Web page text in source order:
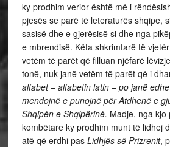
ky prodhim verior është më i
pjesës se parë të leteraturës shqipe,
sasisë dhe e gjerësisë si dhe nga
e mbrendisë. Këta shkrimtarë të
vetëm të parët që filluan njëfarë
tonë, nuk janë vetëm të parët që i
alfabet– alfabetin latin– po janë
mendojnë e punojnë për Atdhenë e
Shqipën e Shqipërinë. Madje, nga kjo
kombëtare ky prodhim munt të lidhej
atë që erdhi pas Lidhjës së Prizrenit,